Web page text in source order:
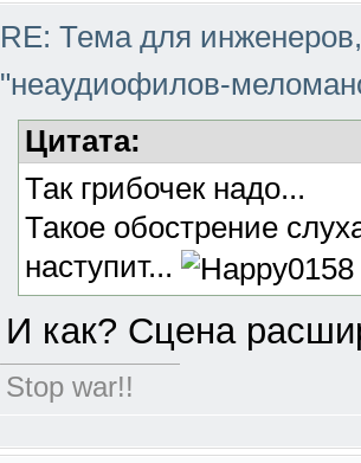
RE: Тема для
"неаудиофилов-
Цитата:
Так грибочек надо...
Такое обострение
наступит...
И как? Сцена
Stop war!!